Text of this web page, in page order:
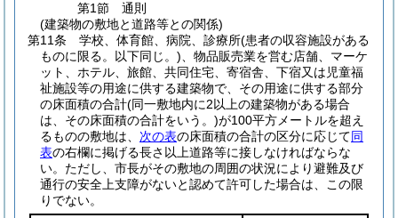
第1節
通則
(建築物の敷地と道路等との関係)
第11条
学校、体育館、病院、診療所(患者の収容施設がある
ものに限る。以下同じ。) 、物品販売業を営む店舗、マーケ
ット、ホテル、旅館、共同住宅、寄宿舎、下宿又は児童福
祉施設等の用途に供する建築物で、その用途に供する部分
の床面積の合計(同一敷地内に2以上の建築物がある場合
は、その床面積の合計をいう。)が100平方メートルを超え
るものの敷地は、 次の表の床面積の合計の区分に応じて同
表の右欄に掲げる長さ以上道路等に接しなければならな
い。 ただし、市長がその敷地の周囲の状況により避難及び
通行の安全上支障がないと認めて許可した場合は、この限
りでない。